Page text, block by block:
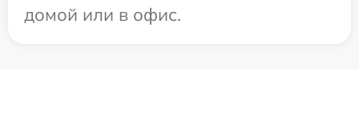
домой или в офис.